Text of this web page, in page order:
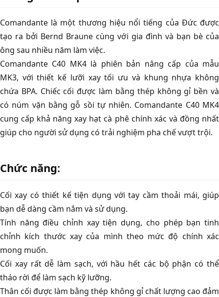
Comandante là một thương hiệu nổi tiếng của Đức được
tạo ra bởi Bernd Braune cùng với gia đình và bạn bè của
ông sau nhiều năm làm việc.
Comandante C40 MK4 là phiên bản nâng cấp của mẫu
MK3, với thiết kế lưỡi xay tối ưu và khung nhựa không
chứa BPA. Chiếc cối được làm bằng thép không gỉ bền và
có núm vặn bằng gỗ sồi tự nhiên. Comandante C40 MK4
cung cấp khả năng xay hạt cà phê chính xác và đồng nhất
giúp cho người sử dụng có trải nghiệm pha chế vượt trội.
Chức năng:
Cối xay có thiết kế tiện dụng với tay cầm thoải mái, giúp
bạn dễ dàng cầm nắm và sử dụng.
Tính năng điều chỉnh xay tiện dụng, cho phép bạn tinh
chỉnh kích thước xay của mình theo mức độ chính xác
mong muốn.
Cối xay rất dễ làm sạch, với hầu hết các bộ phận có thể
tháo rời để làm sạch kỹ lưỡng.
Thân cối được làm bằng thép không gỉ chất lượng cao đảm